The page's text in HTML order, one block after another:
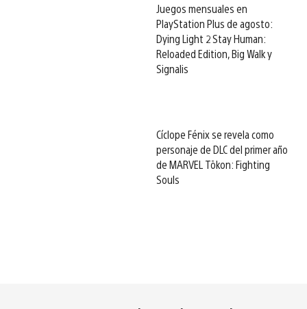
Juegos mensuales en
PlayStation Plus de agosto:
Dying Light 2 Stay Human:
Reloaded Edition, Big Walk y
Signalis
Cíclope Fénix se revela como
personaje de DLC del primer año
de MARVEL Tōkon: Fighting
Souls